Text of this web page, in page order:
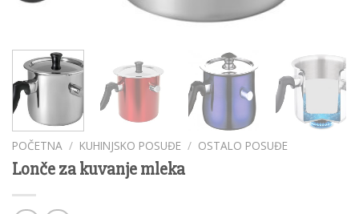
POČETNA / KUHINJSKO POSUĐE / OSTALO POSUĐE
Lonče za kuvanje mleka